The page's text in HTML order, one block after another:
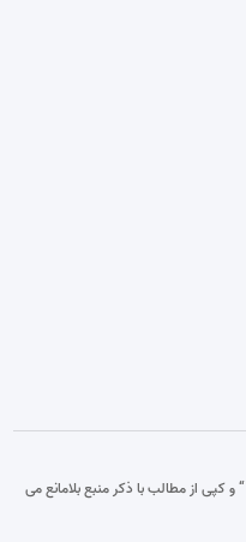
و کپی از مطالب با ذکر منبع بلامانع می